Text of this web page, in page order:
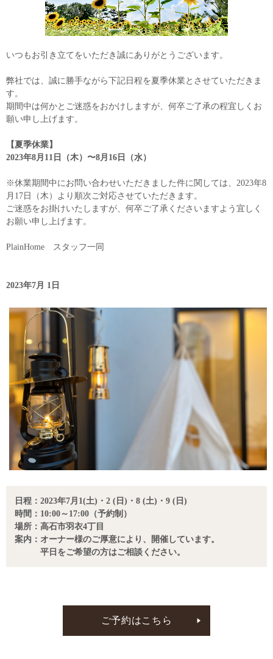
いつもお引き立てをいただき誠にありがとうございます。
弊社では、誠に勝手ながら下記日程を夏季休業とさせていただきま
す。
期間中は何かとご迷惑をおかけしますが、何卒ご了承の程宜しくお
願い申し上げます。
【夏季休業】
2023年8月11日（木）〜8月16日（水）
※休業期間中にお問い合わせいただきました件に関しては、2023年8
月17日（木）より順次ご対応させていただきます。
ご迷惑をお掛けいたしますが、何卒ご了承くださいますよう宜しく
お願い申し上げます。
PlainHome スタッフ一同
2023年7月 1日
日程：2023年7月1(土)・2 (日)・8 (土)・9 (日)
時間：10:00～17:00（予約制）
場所：高石市羽衣4丁目
案内：オーナー様のご厚意により、開催しています。
平日をご希望の方はご相談ください。
ご予約はこちら